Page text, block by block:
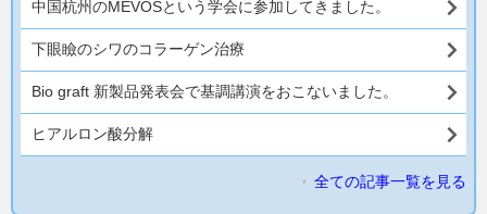
中国杭州のMEVOSという学会に参加してきました。
下眼瞼のシワのコラーゲン治療
Bio graft 新製品発表会で基調講演をおこないました。
ヒアルロン酸分解
全ての記事一覧を見る